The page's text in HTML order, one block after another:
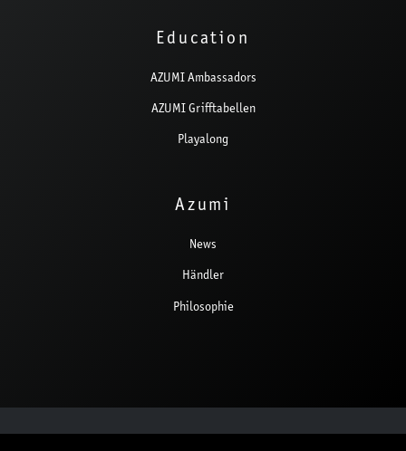
Education
AZUMI Ambassadors
AZUMI Grifftabellen
Playalong
Azumi
News
Händler
Philosophie